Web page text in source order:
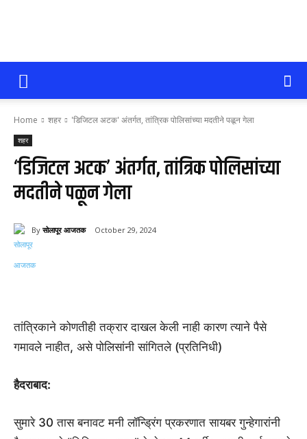
सोलापूर
आजतक
Home शहर 'डिजिटल अटक' अंतर्गत, तांत्रिक पोलिसांच्या मदतीने पळून गेला
शहर
‘डिजिटल अटक’ अंतर्गत, तांत्रिक पोलिसांच्या
मदतीने पळून गेला
By सोलापूर आजतक October 29, 2024
तांत्रिकाने कोणतीही तक्रार दाखल केली नाही कारण त्याने पैसे
गमावले नाहीत, असे पोलिसांनी सांगितले (प्रतिनिधी)
हैदराबाद:
सुमारे 30 तास बनावट मनी लॉन्ड्रिंग प्रकरणात सायबर गुन्हेगारांनी